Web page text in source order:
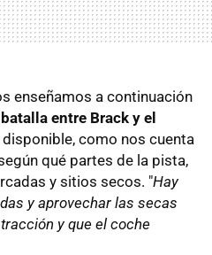
enseñamos a continuación
entre Brack y el
disponible, como nos cuenta
qué partes de la pista,
y sitios secos. "Hay
y aprovechar las secas
y que el coche